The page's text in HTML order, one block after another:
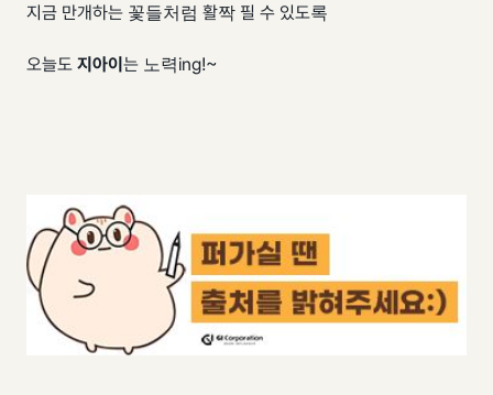
지금 만개하는 꽃들처럼 활짝 필 수 있도록
오늘도 지아이는 노력ing!~